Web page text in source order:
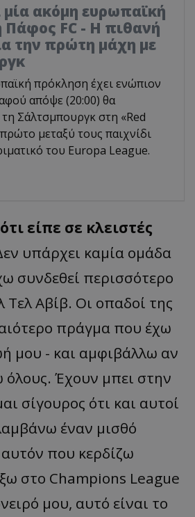
ακόμη ευρωπαϊκή
FC - Η πιθανή
την πρώτη μάχη με
πρόκληση έχει ενώπιον
απόψε (20:00) θα
τη Σάλτσμπουργκ στη «Red
μεταξύ τους παιχνίδι
του Europa League.
είπε σε κλειστές
υπάρχει καμία ομάδα
συνδεθεί περισσότερο
Αβίβ. Οι οπαδοί της
πράγμα που έχω
μου - και αμφιβάλλω αν
όλους. Έχουν μπει στην
σίγουρος ότι και αυτοί
έναν μισθό
που κερδίζω
στο Champions League
μου, αυτό είναι το